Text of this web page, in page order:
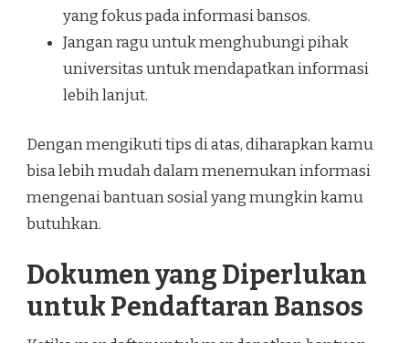
yang fokus pada informasi bansos.
Jangan ragu untuk menghubungi pihak
universitas untuk mendapatkan informasi
lebih lanjut.
Dengan mengikuti tips di atas, diharapkan kamu
bisa lebih mudah dalam menemukan informasi
mengenai bantuan sosial yang mungkin kamu
butuhkan.
Dokumen yang Diperlukan
untuk Pendaftaran Bansos